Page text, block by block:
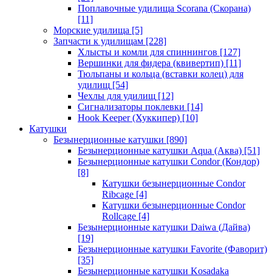
Поплавочные удилища Scorana (Скорана)
[11]
Морские удилища [5]
Запчасти к удилищам [228]
Хлысты и комли для спиннингов [127]
Вершинки для фидера (квивертип) [11]
Тюльпаны и кольца (вставки колец) для
удилищ [54]
Чехлы для удилищ [12]
Сигнализаторы поклевки [14]
Hook Keeper (Хуккипер) [10]
Катушки
Безынерционные катушки [890]
Безынерционные катушки Aqua (Аква) [51]
Безынерционные катушки Condor (Кондор)
[8]
Катушки безынерционные Condor
Ribcage [4]
Катушки безынерционные Condor
Rollcage [4]
Безынерционные катушки Daiwa (Дайва)
[19]
Безынерционные катушки Favorite (Фаворит)
[35]
Безынерционные катушки Kosadaka